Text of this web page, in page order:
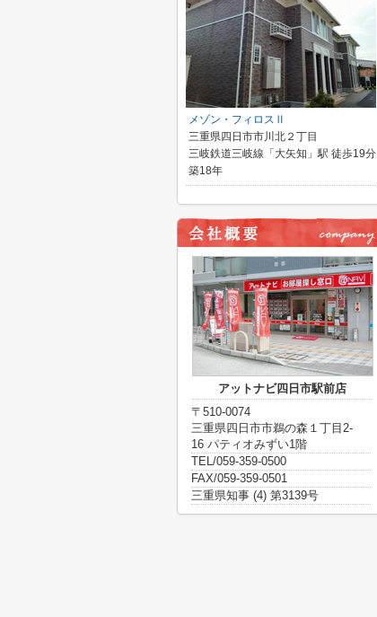
メゾン・フィロスⅡ
三重県四日市市川北２丁目
三岐鉄道三岐線「大矢知」駅 徒歩19分
築18年
アットナビ四日市駅前店
〒510-0074
三重県四日市市鵜の森１丁目2-
16 パティオみずい1階
TEL/059-359-0500
FAX/059-359-0501
三重県知事 (4) 第3139号